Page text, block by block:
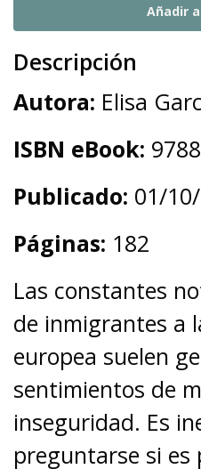
Descripción
Autora: Elisa
ISBN eBook:
Publicado: 01/
Páginas: 182
Las constantes
de inmigrantes a
europea suelen
sentimientos de
inseguridad. Es
preguntarse si